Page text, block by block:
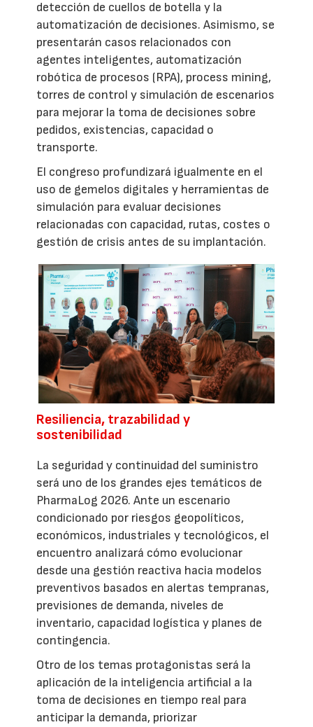
detección de cuellos de botella y la
automatización de decisiones. Asimismo, se
presentarán casos relacionados con
agentes inteligentes, automatización
robótica de procesos (RPA), process mining,
torres de control y simulación de escenarios
para mejorar la toma de decisiones sobre
pedidos, existencias, capacidad o
transporte.
El congreso profundizará igualmente en el
uso de gemelos digitales y herramientas de
simulación para evaluar decisiones
relacionadas con capacidad, rutas, costes o
gestión de crisis antes de su implantación.
Resiliencia, trazabilidad y
sostenibilidad
La seguridad y continuidad del suministro
será uno de los grandes ejes temáticos de
PharmaLog 2026. Ante un escenario
condicionado por riesgos geopolíticos,
económicos, industriales y tecnológicos, el
encuentro analizará cómo evolucionar
desde una gestión reactiva hacia modelos
preventivos basados en alertas tempranas,
previsiones de demanda, niveles de
inventario, capacidad logística y planes de
contingencia.
Otro de los temas protagonistas será la
aplicación de la inteligencia artificial a la
toma de decisiones en tiempo real para
anticipar la demanda, priorizar